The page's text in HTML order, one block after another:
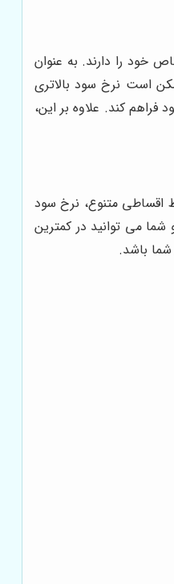
خود را دارند. به عنوان
است نرخ سود بالاتری
کند. علاوه بر این،
اقساطی متنوع، نرخ سود
می توانید در کمترین
باشد.